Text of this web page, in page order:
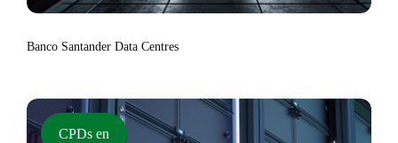
Banco Santander Data Centres
CPDs en